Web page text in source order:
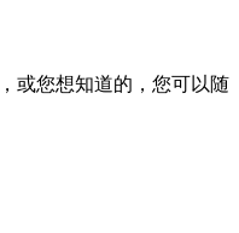
或您想知道的，您可以随